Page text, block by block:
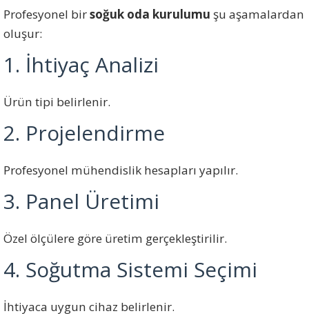
Profesyonel birsoğuk oda kurulumu şu aşamalardan
oluşur:
1. İhtiyaç Analizi
Ürün tipi belirlenir.
2. Projelendirme
Profesyonel mühendislik hesapları yapılır.
3. Panel Üretimi
Özel ölçülere göre üretim gerçekleştirilir.
4. Soğutma Sistemi Seçimi
İhtiyaca uygun cihaz belirlenir.